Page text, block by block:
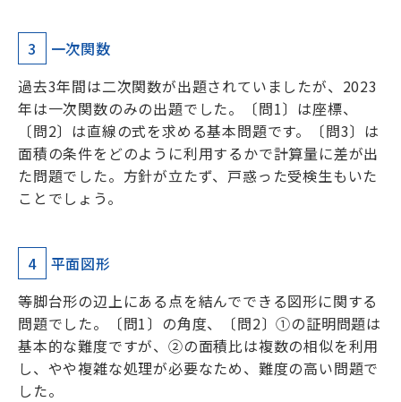
3
一次関数
過去3年間は二次関数が出題されていましたが、2023
年は一次関数のみの出題でした。〔問1〕は座標、
〔問2〕は直線の式を求める基本問題です。〔問3〕は
面積の条件をどのように利用するかで計算量に差が出
た問題でした。方針が立たず、戸惑った受検生もいた
ことでしょう。
4
平面図形
等脚台形の辺上にある点を結んでできる図形に関する
問題でした。〔問1〕の角度、〔問2〕①の証明問題は
基本的な難度ですが、②の面積比は複数の相似を利用
し、やや複雑な処理が必要なため、難度の高い問題で
した。